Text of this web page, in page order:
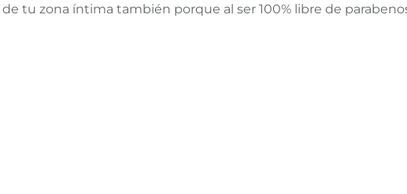
tu zona íntima también porque al ser 100% libre de